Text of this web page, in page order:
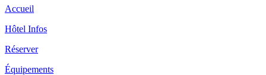
Accueil
Hôtel Infos
Réserver
Équipements